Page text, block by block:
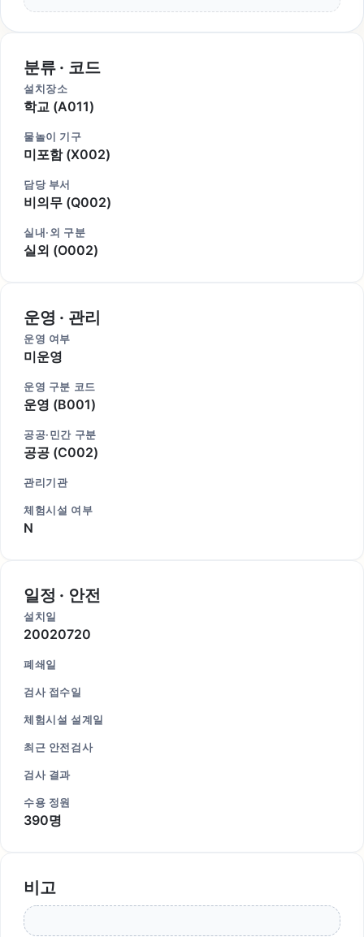
분류 · 코드
설치장소
학교 (A011)
물놀이 기구
미포함 (X002)
담당 부서
비의무 (Q002)
실내·외 구분
실외 (O002)
운영 · 관리
운영 여부
미운영
운영 구분 코드
운영 (B001)
공공·민간 구분
공공 (C002)
관리기관
체험시설 여부
N
일정 · 안전
설치일
20020720
폐쇄일
검사 접수일
체험시설 설계일
최근 안전검사
검사 결과
수용 정원
390명
비고